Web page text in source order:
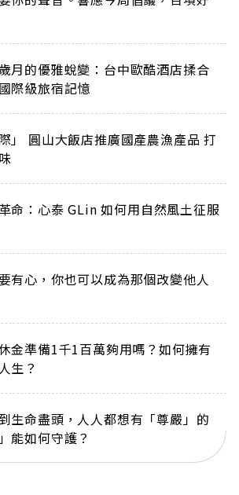
月的優雅蛻變：台中歐酷酒店揉合
際級旅宿記憶
」 圓山大飯店推廣國產農漁產品 打
命：心泰 GLin 如何用自然風土征服
有心，你也可以成為那個改變他人
金準備1千1百萬夠用嗎？如何擁有
生？
生命盡頭，人人都想有「尊嚴」的
能如何守護？